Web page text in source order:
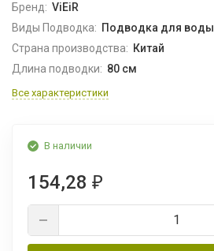
Бренд: ViEiR
Виды Подводка: Подводка для воды
Страна производства: Китай
Длина подводки: 80 см
Все характеристики
В наличии
154,28 ₽